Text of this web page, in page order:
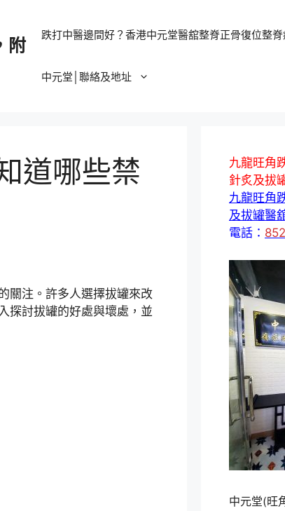
附
跌打中醫邊間好？香港中元堂醫舘整脊正骨復位整
中元堂│聯絡及地址
道哪些禁
關注。許多人選擇拔罐來改
探討拔罐的好處與壞處，並
九龍旺角
針炙及拔
九龍旺角
及拔罐醫
電話：
中元堂(旺